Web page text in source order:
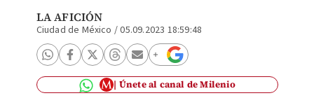
LA AFICIÓN
Ciudad de México /05.09.2023 18:59:48
Únete al canal de Milenio